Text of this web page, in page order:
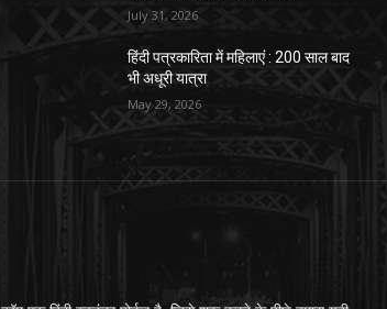
July 31, 2026
हिंदी पत्रकारिता में महिलाएं : 200 साल बाद
भी अधूरी यात्रा
May 29, 2026